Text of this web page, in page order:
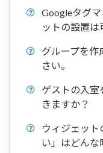
Googleタグ
ットの設置は
グループを作
さい。
ゲストの入室
きますか？
ウィジェッ
い」はどんな